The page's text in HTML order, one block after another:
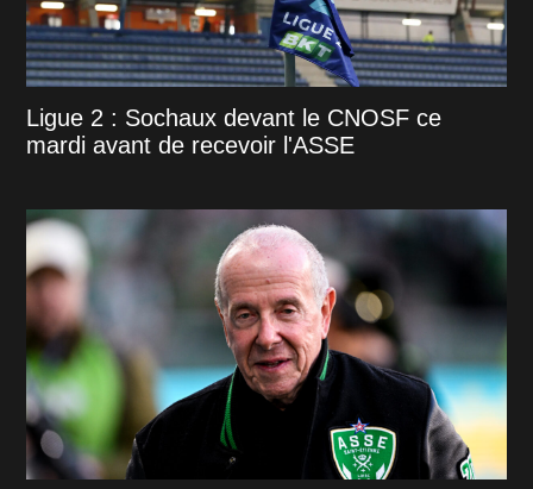
Ligue 2 : Sochaux devant le CNOSF ce
mardi avant de recevoir l'ASSE